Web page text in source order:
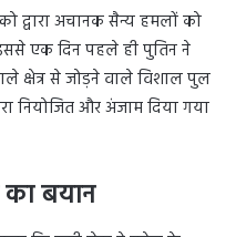
द्वारा अचानक सैन्य हमलों को
एक दिन पहले ही पुतिन ने
क्षेत्र से जोड़ने वाले विशाल पुल
नियोजित और अंजाम दिया गया
का बयान